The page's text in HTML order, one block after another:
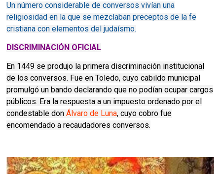
Un número considerable de conversos vivían una
religiosidad en la que se mezclaban preceptos de la fe
cristiana con elementos del judaísmo.
DISCRIMINACIÓN OFICIAL
En 1449 se produjo la primera discriminación institucional
de los conversos. Fue en Toledo, cuyo cabildo municipal
promulgó un bando declarando que no podían ocupar cargos
públicos. Era la respuesta a un impuesto ordenado por el
condestable donÁlvaro de Luna, cuyo cobro fue
encomendado a recaudadores conversos.